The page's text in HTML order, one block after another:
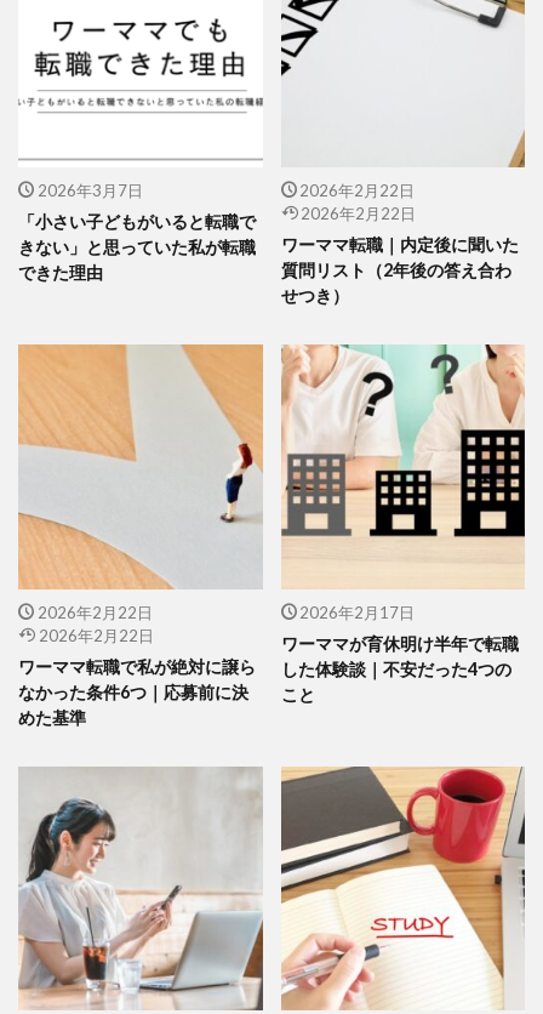
2026年3月7日
「小さい子どもがいると転職で
きない」と思っていた私が転職
できた理由
2026年2月22日
2026年2月22日
ワーママ転職｜内定後に聞いた
質問リスト（2年後の答え合わ
せつき）
2026年2月22日
2026年2月22日
ワーママ転職で私が絶対に譲ら
なかった条件6つ｜応募前に決
めた基準
2026年2月17日
ワーママが育休明け半年で転職
した体験談｜不安だった4つの
こと